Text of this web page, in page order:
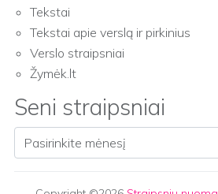
Tekstai
Tekstai apie verslą ir pirkinius
Verslo straipsniai
Žymėk.lt
Seni straipsniai
Seni straipsniai